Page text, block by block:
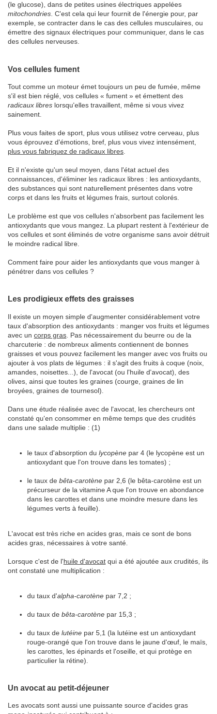
(le glucose), dans de petites usines électriques appelées
mitochondries . C'est cela qui leur fournit de l'énergie pour, par
exemple, se contracter dans le cas des cellules musculaires, ou
émettre des signaux électriques pour communiquer, dans le cas
des cellules nerveuses.
Vos cellules fument
Tout comme un moteur émet toujours un peu de fumée, même
s'il est bien réglé, vos cellules « fument » et émettent des
radicaux libres lorsqu'elles travaillent, même si vous vivez
sainement.
Plus vous faites de sport, plus vous utilisez votre cerveau, plus
vous éprouvez d'émotions, bref, plus vous vivez intensément,
plus vous fabriquez de radicaux libres
Et il n'existe qu'un seul moyen, dans l'état actuel des
connaissances, d'éliminer les radicaux libres : les antioxydants,
des substances qui sont naturellement présentes dans votre
corps et dans les fruits et légumes frais, surtout colorés.
Le problème est que vos cellules n'absorbent pas facilement les
antioxydants que vous mangez. La plupart restent à l'extérieur de
vos cellules et sont éliminés de votre organisme sans avoir détruit
le moindre radical libre.
Comment faire pour aider les antioxydants que vous manger à
pénétrer dans vos cellules ?
Les prodigieux effets des graisses
Il existe un moyen simple d'augmenter considérablement votre
taux d'absorption des antioxydants : manger vos fruits et légumes
avec un corps gras . Pas nécessairement du beurre ou de la
charcuterie : de nombreux aliments contiennent de bonnes
graisses et vous pouvez facilement les manger avec vos fruits ou
ajouter à vos plats de légumes : il s'agit des fruits à coque (noix,
amandes, noisettes...), de l'avocat (ou l'huile d'avocat), des
olives, ainsi que toutes les graines (courge, graines de lin
broyées, graines de tournesol).
Dans une étude réalisée avec de l'avocat, les chercheurs ont
constaté qu'en consommer en même temps que des crudités
dans une salade multiplie : (1)
le taux d'absorption du lycopène par 4 (le lycopène est un
antioxydant que l'on trouve dans les tomates) ;
le taux de bêta-carotène par 2,6 (le bêta-carotène est un
précurseur de la vitamine A que l'on trouve en abondance
dans les carottes et dans une moindre mesure dans les
légumes verts à feuille).
L'avocat est très riche en acides gras, mais ce sont de bons
acides gras, nécessaires à votre santé.
Lorsque c'est de l'huile d'avocat qui a été ajoutée aux crudités, ils
ont constaté une multiplication :
du taux d'alpha-carotène par 7,2 ;
du taux de bêta-carotène par 15,3 ;
du taux de lutéine par 5,1 (la lutéine est un antioxydant
rouge-orangé que l'on trouve dans le jaune d'œuf, le maïs,
les carottes, les épinards et l'oseille, et qui protège en
particulier la rétine).
Un avocat au petit-déjeuner
Les avocats sont aussi une puissante source d'acides gras